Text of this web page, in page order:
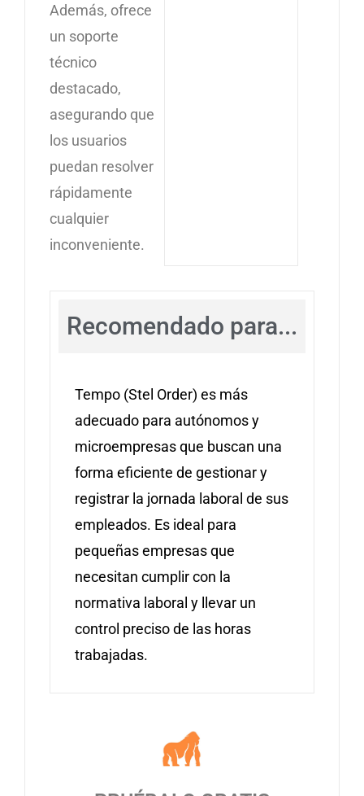
Además, ofrece
un soporte
técnico
destacado,
asegurando que
los usuarios
puedan resolver
rápidamente
cualquier
inconveniente.
Recomendado para...
Tempo (Stel Order) es más
adecuado para autónomos y
microempresas que buscan una
forma eficiente de gestionar y
registrar la jornada laboral de sus
empleados. Es ideal para
pequeñas empresas que
necesitan cumplir con la
normativa laboral y llevar un
control preciso de las horas
trabajadas.